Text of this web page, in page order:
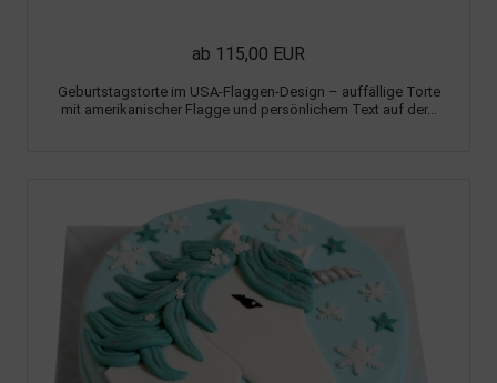
ab 115,00 EUR
Geburtstagstorte im USA-Flaggen-Design – auffällige Torte
mit amerikanischer Flagge und persönlichem Text auf der...